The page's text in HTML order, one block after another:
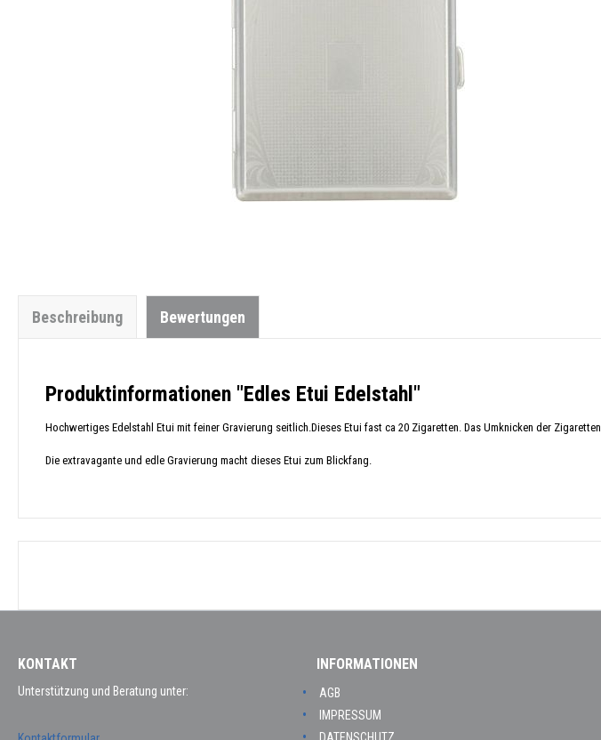
Beschreibung Bewertungen
Produktinformationen "Edles Etui Edelstahl"
Hochwertiges Edelstahl Etui mit feiner Gravierung seitlich.Dieses Etui fast ca 20 Zigaretten. Das Umknicken der
Die extravagante und edle Gravierung macht dieses Etui zum Blickfang.
KONTAKT
Unterstützung und Beratung unter:
INFORMATIONEN
AGB
IMPRESSUM